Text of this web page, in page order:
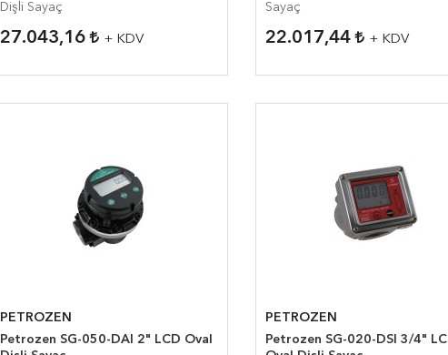
Dişli Sayaç
27.043,16 + KDV
Sayaç
22.017,44 + KDV
PETROZEN
Petrozen SG-050-DAI 2" LCD Oval
PETROZEN
Petrozen SG-020-DSI 3/4" LCD